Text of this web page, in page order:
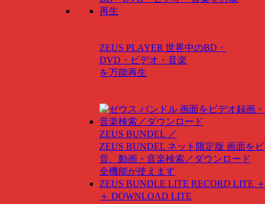
ZEUS PLAYER 世界中のBD・
DVD・ビデオ・音楽
を万能再生
ZEUS BUNDEL ／
ZEUS BUNDEL ネット限定版 画面を
音、動画・音楽検索／ダウンロード
全機能が使えます
ZEUS BUNDLE LITE RECORD LITE
＋ DOWNLOAD LITE